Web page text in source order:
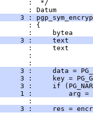
:  */
: Datum
3 :
: {
:     bytea
3 :     text
:     text
:
:
3 :     data =
3 :     key =
3 :     if
1 :         arg =
:
3 :     res =